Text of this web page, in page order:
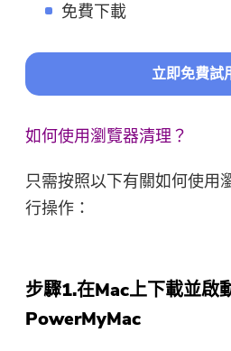
免費下載
立即免費試
如何使用瀏覽器清理？
只需按照以下有關如何使用
行操作：
步驟1.在Mac上下載並啟
PowerMyMac